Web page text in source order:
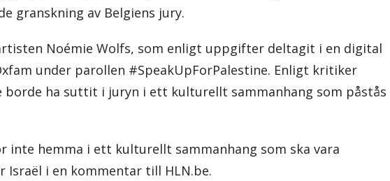
granskning av Belgiens jury.
Noémie Wolfs, som enligt uppgifter deltagit i en digital
under parollen #SpeakUpForPalestine. Enligt kritiker
ha suttit i juryn i ett kulturellt sammanhang som påstås
inte hemma i ett kulturellt sammanhang som ska vara
Israël i en kommentar till HLN.be.